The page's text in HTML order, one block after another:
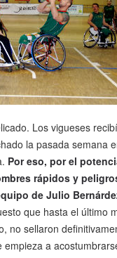
Los vigueses
la pasada semana
Por eso, por el
rápidos y
de Julio
que hasta el último
no sellaron
a